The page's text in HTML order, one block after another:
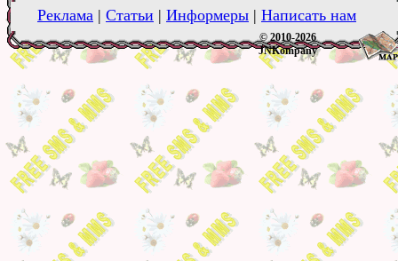
Реклама | Статьи | Информеры | Написать нам
© 2010-2026
JNKompany